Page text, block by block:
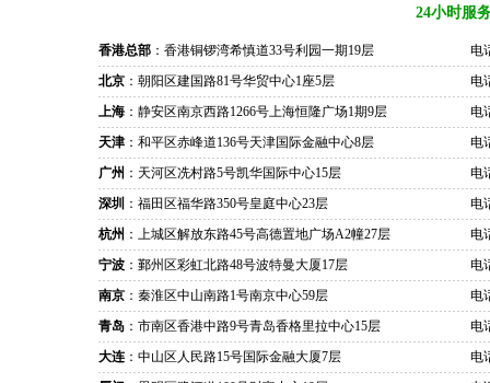
24小时服
香港总部 ：香港铜锣湾希慎道33号利园一期19层
电
北京 ：朝阳区建国路81号华贸中心1座5层
电
上海 ：静安区南京西路1266号上海恒隆广场1期9层
电
天津 ：和平区赤峰道136号天津国际金融中心8层
电
广州 ：天河区冼村路5号凯华国际中心15层
电
深圳 ：福田区福华路350号皇庭中心23层
电
杭州 ：上城区解放东路45号高德置地广场A2幢27层
电
宁波 ：鄞州区彩虹北路48号波特曼大厦17层
电
南京 ：秦淮区中山南路1号南京中心59层
电
青岛 ：市南区香港中路9号青岛香格里拉中心15层
电
大连 ：中山区人民路15号国际金融大厦7层
电